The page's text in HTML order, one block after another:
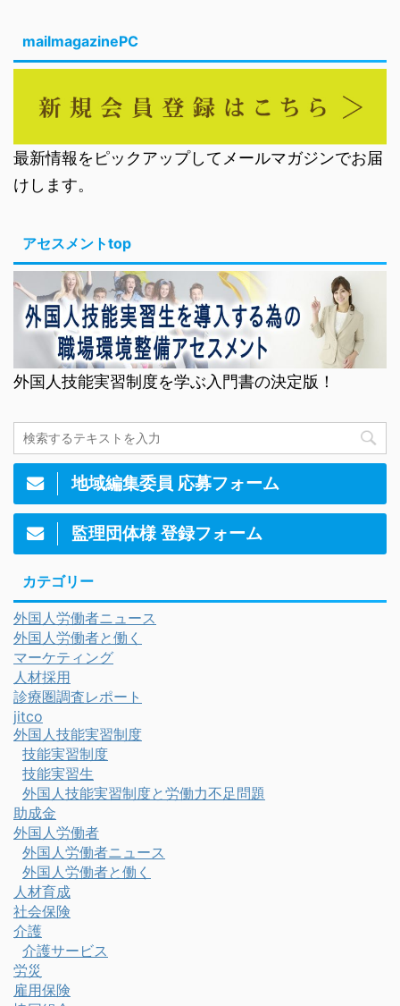
mailmagazinePC
最新情報をピックアップしてメールマガジンでお届
けします。
アセスメントtop
外国人技能実習制度を学ぶ入門書の決定版！
地域編集委員 応募フォーム
監理団体様 登録フォーム
カテゴリー
外国人労働者ニュース
外国人労働者と働く
マーケティング
人材採用
診療圏調査レポート
jitco
外国人技能実習制度
技能実習制度
技能実習生
外国人技能実習制度と労働力不足問題
助成金
外国人労働者
外国人労働者ニュース
外国人労働者と働く
人材育成
社会保険
介護
介護サービス
労災
雇用保険